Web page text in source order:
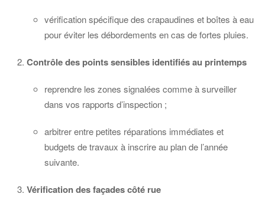
vérification spécifique des crapaudines et boîtes à eau
pour éviter les débordements en cas de fortes pluies.
Contrôle des points sensibles identifiés au printemps
reprendre les zones signalées comme à surveiller
dans vos rapports d’inspection ;
arbitrer entre petites réparations immédiates et
budgets de travaux à inscrire au plan de l’année
suivante.
Vérification des façades côté rue